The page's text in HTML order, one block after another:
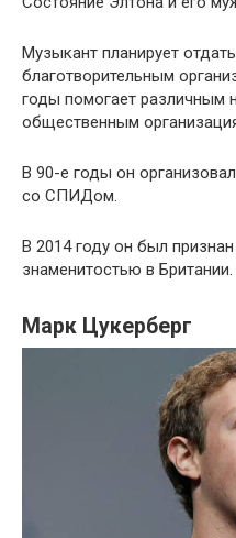
Музыкант планирует
благотворительным
годы помогает различным
общественным
В 90-е годы он
со СПИДом.
В 2014 году он был
знаменитостью в Британии.
Марк Цукерберг